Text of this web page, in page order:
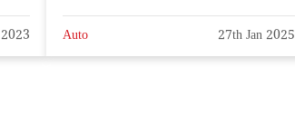
Auto 27th Jan 2025